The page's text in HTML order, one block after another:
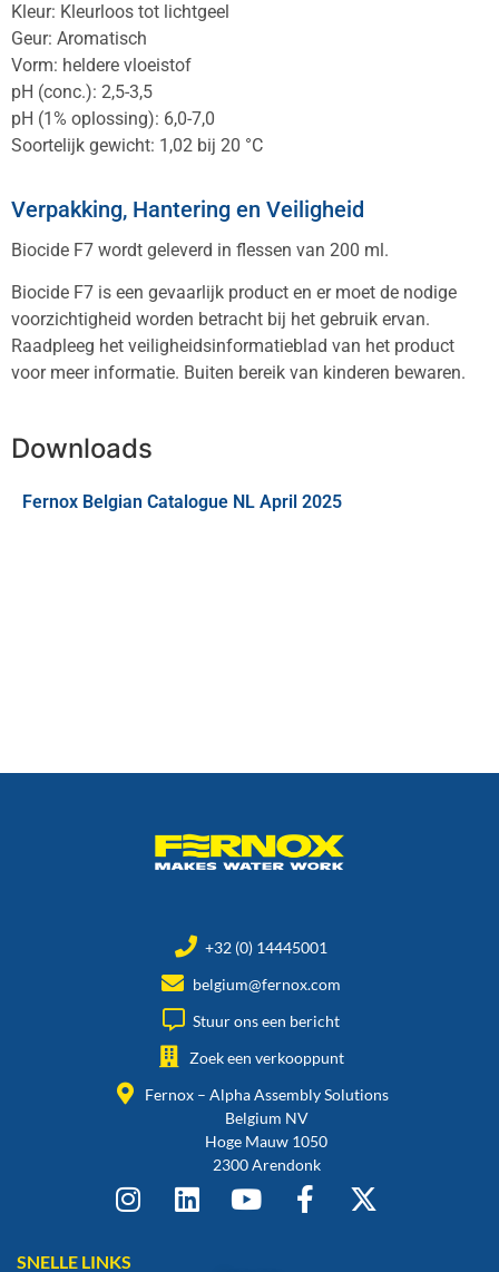
Kleur: Kleurloos tot lichtgeel
Geur: Aromatisch
Vorm: heldere vloeistof
pH (conc.): 2,5-3,5
pH (1% oplossing): 6,0-7,0
Soortelijk gewicht: 1,02 bij 20 °C
Verpakking, Hantering en Veiligheid
Biocide F7 wordt geleverd in flessen van 200 ml.
Biocide F7 is een gevaarlijk product en er moet de nodige
voorzichtigheid worden betracht bij het gebruik ervan.
Raadpleeg het veiligheidsinformatieblad van het product
voor meer informatie. Buiten bereik van kinderen bewaren.
Downloads
Fernox Belgian Catalogue NL April 2025
+32 (0) 14445001
belgium@fernox.com
Stuur ons een bericht
Zoek een verkooppunt
Fernox – Alpha Assembly Solutions
Belgium NV
Hoge Mauw 1050
2300 Arendonk
SNELLE LINKS